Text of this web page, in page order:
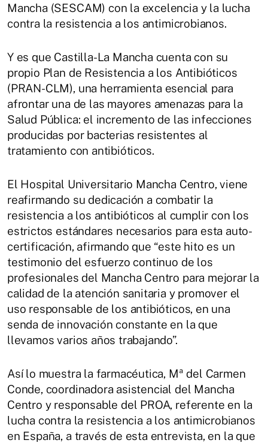
Mancha (SESCAM) con la excelencia y la lucha
contra la resistencia a los antimicrobianos.
Y es que Castilla-La Mancha cuenta con su
propio Plan de Resistencia a los Antibióticos
(PRAN-CLM), una herramienta esencial para
afrontar una de las mayores amenazas para la
Salud Pública: el incremento de las infecciones
producidas por bacterias resistentes al
tratamiento con antibióticos.
El Hospital Universitario Mancha Centro, viene
reafirmando su dedicación a combatir la
resistencia a los antibióticos al cumplir con los
estrictos estándares necesarios para esta auto-
certificación, afirmando que “este hito es un
testimonio del esfuerzo continuo de los
profesionales del Mancha Centro para mejorar la
calidad de la atención sanitaria y promover el
uso responsable de los antibióticos, en una
senda de innovación constante en la que
llevamos varios años trabajando”.
Así lo muestra la farmacéutica, Mª del Carmen
Conde, coordinadora asistencial del Mancha
Centro y responsable del PROA, referente en la
lucha contra la resistencia a los antimicrobianos
en España, a través de esta entrevista, en la que